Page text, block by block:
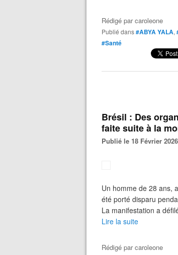
Rédigé parcaroleone
Publié dans#ABYA YALA,
#Santé
Brésil : Des
faite suite à la
Publié le 18 Février 2026
Un homme de 28 ans,
été porté disparu
La manifestation a
Lire la suite
Rédigé parcaroleone